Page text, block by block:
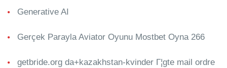
Generative AI
Gerçek Parayla Aviator Oyunu Mostbet Oyna 266
getbride.org da+kazakhstan-kvinder Г¦gte mail ordre